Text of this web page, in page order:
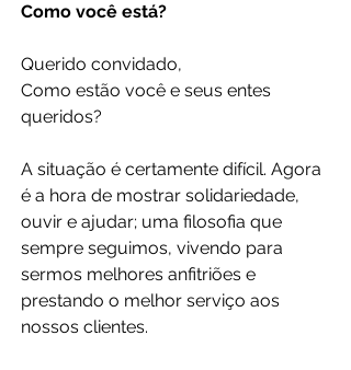
Como você está?
Querido convidado,
Como estão você e seus entes
queridos?
A situação é certamente difícil. Agora
é a hora de mostrar solidariedade,
ouvir e ajudar; uma filosofia que
sempre seguimos, vivendo para
sermos melhores anfitriões e
prestando o melhor serviço aos
nossos clientes.